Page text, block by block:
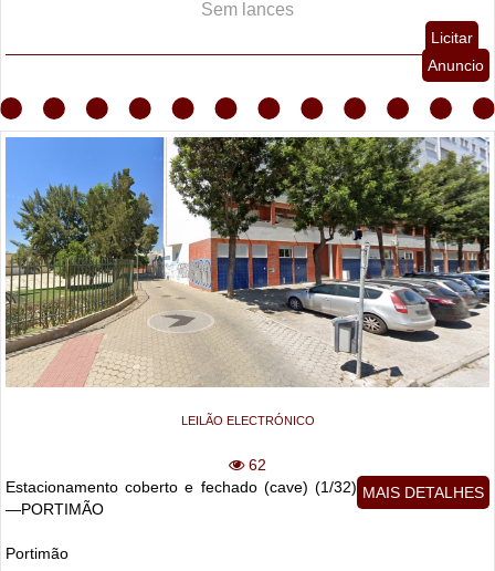
Sem lances
Licitar
Anuncio
LEILÃO ELECTRÓNICO
62
MAIS DETALHES
Estacionamento coberto e fechado (cave) (1/32)
—PORTIMÃO
Portimão